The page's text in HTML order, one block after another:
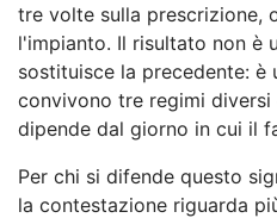
tre volte sulla prescrizione,
l'impianto. Il risultato non è
sostituisce la precedente: è
convivono tre regimi
dipende dal giorno in cui il
Per chi si difende questo
la contestazione riguarda